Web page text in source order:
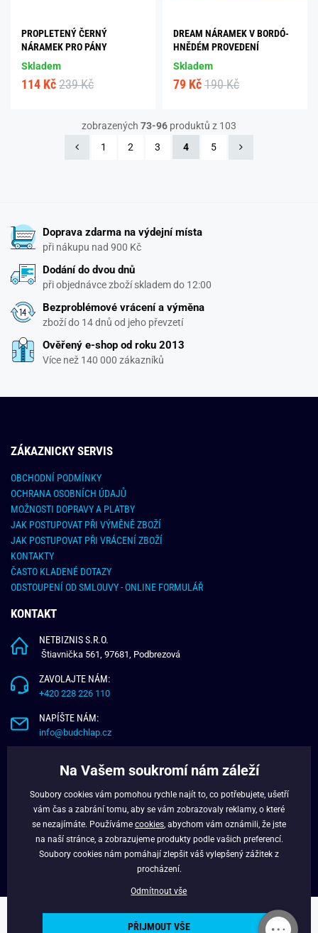
PROPLETENÝ ČERNÝ
NÁRAMEK PRO PÁNY
Skladem
114 Kč 239 Kč
DREAM NÁRAMEK V BORDÓ-
HNĚDÉM PROVEDENÍ
Skladem
79 Kč 190 Kč
zobrazených 73-96produktů z 103
1
2 3 4 5
Doprava zdarma na výdejní místa
při nákupu nad 900 Kč
Dodání do dvou dnů
při objednávce zboží skladem do 12:00
Bezproblémové vrácení a výměna
zboží do 14 dnů od jeho převzetí
Ověřený e-shop od roku 2013
Více než 140 000 zákazníků
ZÁKAZNICKY SERVIS
OBCHODNÍ PODMÍNKY
OCHRANA OSOBNÍCH ÚDAJŮ
MOŽNOSTI DOPRAVY A PLATBY
JAK POSTUPOVAT PŘI VÝMĚNĚ ZBOŽÍ
JAK POSTUPOVAT PŘI VRÁCENÍ ZBOŽÍ
KONTAKTY
ČASTO KLADENÉ DOTAZY
ODSTOUPENÍ OD SMLOUVY - ONLINE FORMULÁŘ
KONTAKT
NETBIZNIS S.R.O.
Štiavnička 561, 97681, Podbrezová
ZAVOLAJTE NÁM:
+420 228 226 110
NAPÍŠTE NÁM:
info@budchlap.cz
VĚRNOSTNÍ PROGRAM
FACEBOOK
Copyright © 2024 - Budchlap.cz Všechna práva vyhrazena. webdesign ©
litvanyi.sk
Na Vašem soukromí nám záleží
Soubory cookies vám pomohou rychle najít to, co potřebujete, ušetří
vám čas a zabrání tomu, aby se vám zobrazovaly reklamy, o které
se nezajímáte. Používáme cookies , abychom vám oznámili, že jste
na naší stránce, a zobrazujeme produkty podle vašich preferencí.
Soubory cookies nám pomáhají zlepšit váš vylepšený zážitek z
procházení.
Odmítnout vše
PŘIJMOUT VŠE